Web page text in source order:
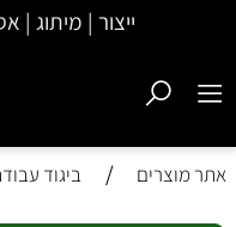
ייצור | מיתוג
אתר מוצרים / ביגוד